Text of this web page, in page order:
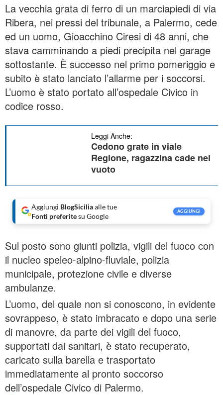
La vecchia grata di ferro di un marciapiedi di via
Ribera, nei pressi del tribunale, a Palermo, cede
ed un uomo, Gioacchino Ciresi di 48 anni, che
stava camminando a piedi precipita nel garage
sottostante. È successo nel primo pomeriggio e
subito è stato lanciato l’allarme per i soccorsi.
L’uomo è stato portato all’ospedale Civico in
codice rosso.
Leggi Anche:
Cedono grate in viale
Regione, ragazzina cade nel
vuoto
Aggiungi BlogSiciliaalle tue
Fonti preferitesu Google
AGGIUNGI
Sul posto sono giunti polizia, vigili del fuoco con
il nucleo speleo-alpino-fluviale, polizia
municipale, protezione civile e diverse
ambulanze.
L’uomo, del quale non si conoscono, in evidente
sovrappeso, è stato imbracato e dopo una serie
di manovre, da parte dei vigili del fuoco,
supportati dai sanitari, è stato recuperato,
caricato sulla barella e trasportato
immediatamente al pronto soccorso
dell’ospedale Civico di Palermo.